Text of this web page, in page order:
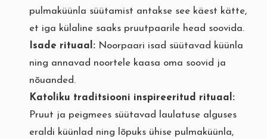
pulmaküünla süütamist antakse see käest kätte,
et iga külaline saaks pruutpaarile head soovida.
Isade rituaal: Noorpaari isad süütavad küünla
ning annavad noortele kaasa oma soovid ja
nõuanded.
Katoliku traditsiooni inspireeritud rituaal:
Pruut ja peigmees süütavad laulatuse alguses
eraldi küünlad ning lõpuks ühise pulmaküünla,